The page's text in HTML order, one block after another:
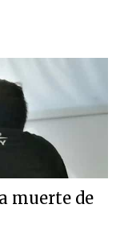
muerte de